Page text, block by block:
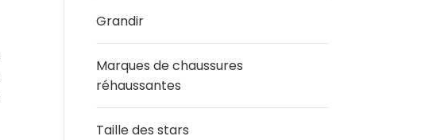
Grandir
Marques de chaussures
réhaussantes
Taille des stars